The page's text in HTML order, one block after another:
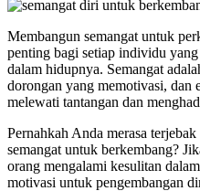
Membangun semangat untuk
penting bagi setiap individu
dalam hidupnya. Semangat
dorongan yang memotivasi, dan
melewati tantangan dan
Pernahkah Anda merasa
semangat untuk berkembang?
orang mengalami kesulitan
motivasi untuk pengembangan